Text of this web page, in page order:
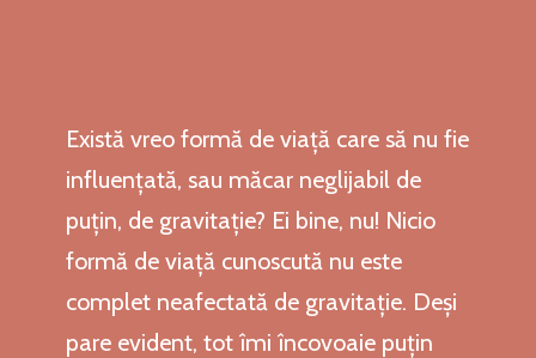
Există vreo formă de viață care să nu fie
influențată, sau măcar neglijabil de
puțin, de gravitație? Ei bine, nu! Nicio
formă de viață cunoscută nu este
complet neafectată de gravitație. Deși
pare evident, tot îmi încovoaie puțin